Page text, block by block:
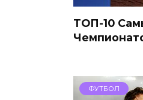
ТОП-10
ФУТБОЛ